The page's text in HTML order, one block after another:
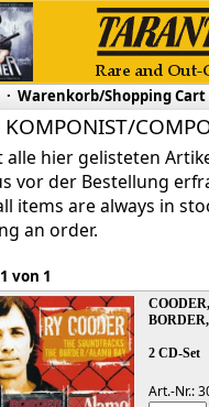
· Warenkorb/Shopping Cart
KOMPONIST/
alle hier gelisteten
vor der Bestellung
items are always in
an order.
1 von 1
2 CD-Set
Art.-Nr.: